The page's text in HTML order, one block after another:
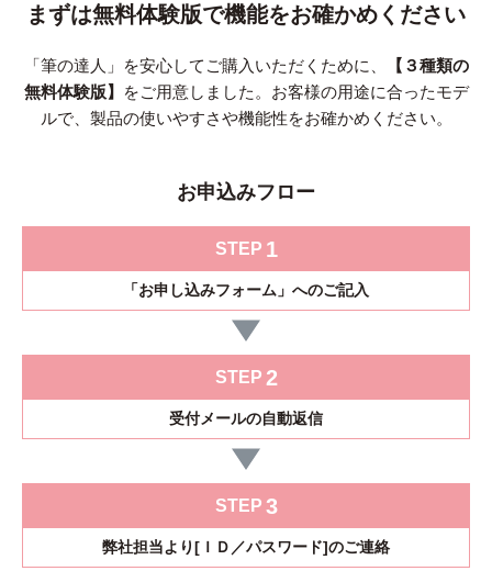
＞
＞
＞
＞
印刷サンプル
お問い合わせ
トピックス一覧
贈答マナーナビ
オンラインショップ
まずは無料体験版で機能をお確かめください
「筆の達人」を安心してご購入いただくために、
【３種類の
無料体験版】
をご用意しました。 お客様の用途に合ったモデ
ルで、 製品の使いやすさや機能性をお確かめください。
お申込みフロー
STEP 1
「お申し込みフォーム」 へのご記入
STEP 2
受付メールの自動返信
STEP 3
弊社担当より[ＩＤ／パスワード]のご連絡